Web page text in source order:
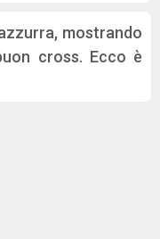
mostrando
cross. Ecco è